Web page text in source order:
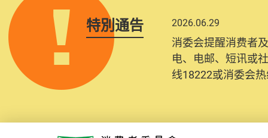
特別通告 2026.06.29
消委会提醒消费者
电、电邮、短讯或
线18222或消委会热